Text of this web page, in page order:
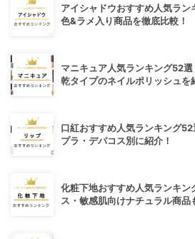
アイシャドウおすすめ人気ラ
色&ラメ入り商品を徹底比較！
マニキュア人気ランキング52
乾タイプのネイルポリッシュを
口紅おすすめ人気ランキング
プラ・デパコス別に紹介！
化粧下地おすすめ人気ランキン
ス・敏感肌向けナチュラル商品